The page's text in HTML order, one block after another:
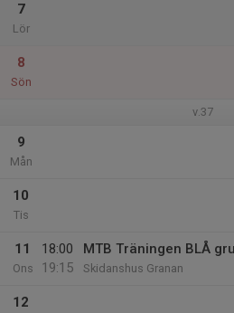
7
Lör
8
Sön
v.37
9
Mån
10
Tis
11
Ons
18:00
19:15
MTB Träningen BLÅ
Skidanshus Granan
12